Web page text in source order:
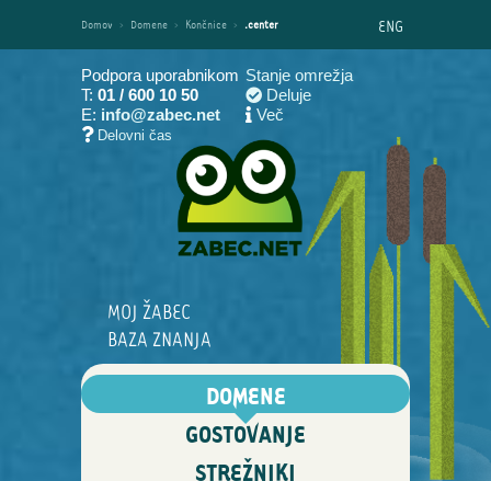
Domov › Domene › Končnice › .center ENG
Podpora uporabnikom
T: 01 / 600 10 50
E: info@zabec.net
Delovni čas
Stanje omrežja
Deluje
Več
MOJ ŽABEC
BAZA ZNANJA
DOMENE
GOSTOVANJE
STREŽNIKI